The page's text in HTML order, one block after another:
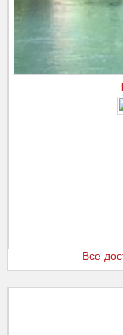
Все